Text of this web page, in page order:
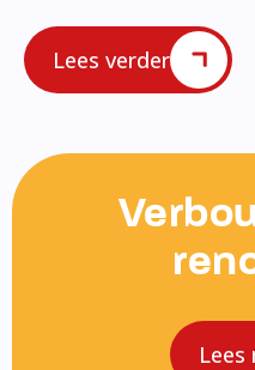
Lees verder
Lees